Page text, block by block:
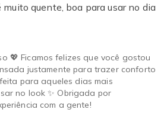
quente, boa para usar no dia
💖 Ficamos felizes que você gostou
justamente para trazer conforto
para aqueles dias mais
no look ✨ Obrigada por
com a gente!